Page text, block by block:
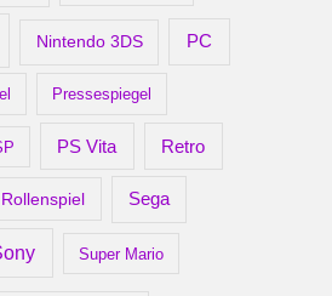
Nintendo 3DS PC
Pressespiegel
PS Vita Retro
Rollenspiel Sega
Super Mario